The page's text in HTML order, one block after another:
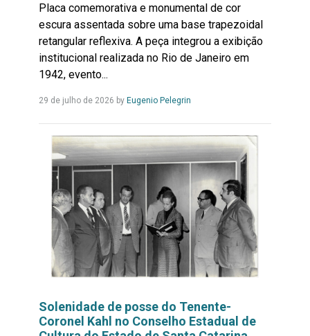
Placa comemorativa e monumental de cor
escura assentada sobre uma base trapezoidal
retangular reflexiva. A peça integrou a exibição
institucional realizada no Rio de Janeiro em
1942, evento...
29 de julho de 2026 by Eugenio PelegrinLeia
Solenidade de posse do Tenente-
Coronel Kahl no Conselho Estadual de